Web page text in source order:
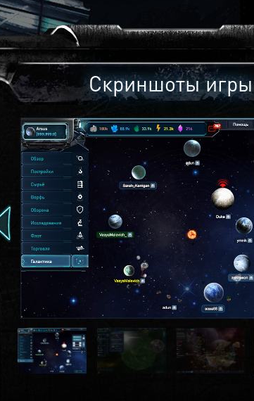
Скриншоты игры